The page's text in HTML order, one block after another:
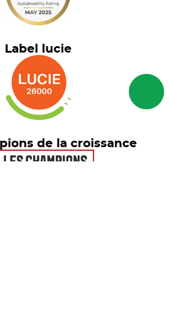
Label lucie
de la croissance